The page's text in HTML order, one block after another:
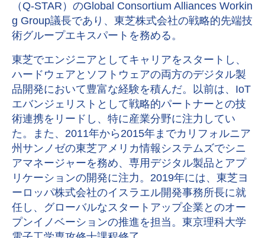
（Q-STAR）のGlobal Consortium Alliances Workin
g Group議長であり、東芝株式会社の戦略的先端技
術グループエキスパートを務める。
東芝でエンジニアとしてキャリアをスタートし、
ハードウェアとソフトウェアの両方のデジタル製
品開発において豊富な経験を積んだ。以前は、IoT
エバンジェリストとして戦略的パートナーとの技
術連携をリードし、特に産業分野に注力してい
た。また、2011年から2015年までカリフォルニア
州サンノゼの東芝アメリカ情報システムズでシニ
アマネージャーを務め、専用デジタル製品とアプ
リケーションの開発に注力。2019年には、東芝ヨ
ーロッパ株式会社のイスラエル開発事務所長に就
任し、グローバルなスタートアップ企業とのオー
プンイノベーションの推進を担当。東京理科大学